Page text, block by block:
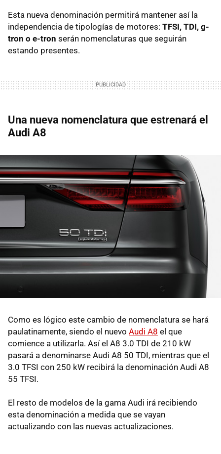
Esta nueva denominación permitirá mantener así la
independencia de tipologías de motores: TFSI, TDI, g-
tron o e-tron serán nomenclaturas que seguirán
estando presentes.
Una nueva nomenclatura que estrenará el
Audi A8
Como es lógico este cambio de nomenclatura se hará
paulatinamente, siendo el nuevo Audi A8 el que
comience a utilizarla. Así el A8 3.0 TDI de 210 kW
pasará a denominarse Audi A8 50 TDI, mientras que el
3.0 TFSI con 250 kW recibirá la denominación Audi A8
55 TFSI.
El resto de modelos de la gama Audi irá recibiendo
esta denominación a medida que se vayan
actualizando con las nuevas actualizaciones.